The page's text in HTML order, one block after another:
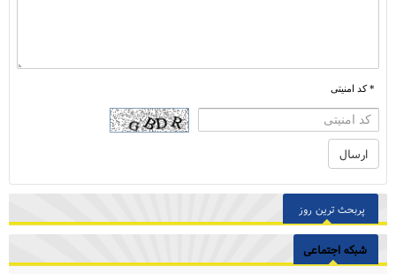
* کد امنیتی
پربحث ترین روز
شبکه اجتماعی